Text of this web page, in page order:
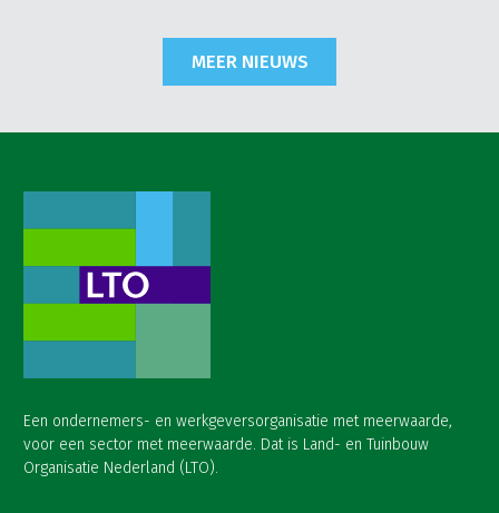
MEER NIEUWS
Een ondernemers- en werkgeversorganisatie met meerwaarde,
voor een sector met meerwaarde. Dat is Land- en Tuinbouw
Organisatie Nederland (LTO).